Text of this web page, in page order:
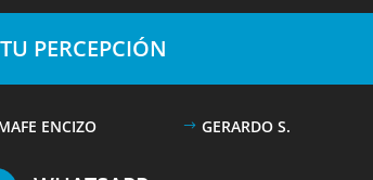
PERCEPCIÓN
ENCIZO GERARDO S.